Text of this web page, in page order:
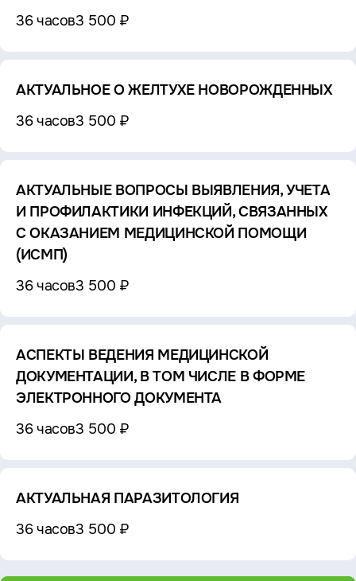
36 часов3 500 ₽
АКТУАЛЬНОЕ О ЖЕЛТУХЕ НОВОРОЖДЕННЫХ
36 часов3 500 ₽
АКТУАЛЬНЫЕ ВОПРОСЫ ВЫЯВЛЕНИЯ, УЧЕТА
И ПРОФИЛАКТИКИ ИНФЕКЦИЙ, СВЯЗАННЫХ
С ОКАЗАНИЕМ МЕДИЦИНСКОЙ ПОМОЩИ
(ИСМП)
36 часов3 500 ₽
АСПЕКТЫ ВЕДЕНИЯ МЕДИЦИНСКОЙ
ДОКУМЕНТАЦИИ, В ТОМ ЧИСЛЕ В ФОРМЕ
ЭЛЕКТРОННОГО ДОКУМЕНТА
36 часов3 500 ₽
АКТУАЛЬНАЯ ПАРАЗИТОЛОГИЯ
36 часов3 500 ₽